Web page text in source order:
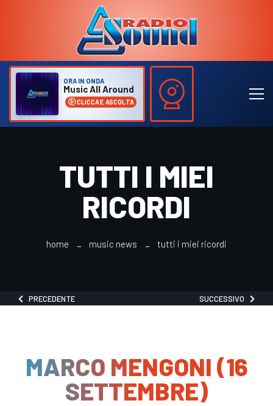
ORA IN ONDA
Music All Around
CLICCA E ASCOLTA
TUTTI I MIEI
RICORDI
home music news tutti i miei ricordi
PRECEDENTE SUCCESSIVO
MARCO MENGONI (16
SETTEMBRE)